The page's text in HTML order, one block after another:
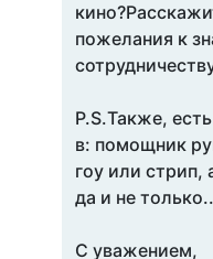
пожелания к
P.S.Также,
в: помощник
гоу или
да и не
С уважением,